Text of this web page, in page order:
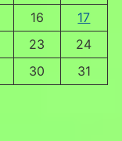
16
17
23
24
30 31